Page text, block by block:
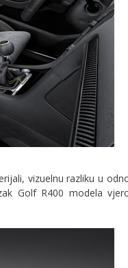
vizuelnu razliku u
Golf R400 modela